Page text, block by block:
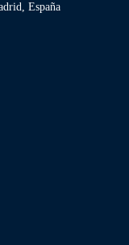
España